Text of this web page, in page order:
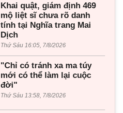
Khai quật, giám định 469
mộ liệt sĩ chưa rõ danh
tính tại Nghĩa trang Mai
Dịch
Thứ Sáu 16:05, 7/8/2026
"Chỉ có tránh xa ma túy
mới có thể làm lại cuộc
đời"
Thứ Sáu 13:58, 7/8/2026